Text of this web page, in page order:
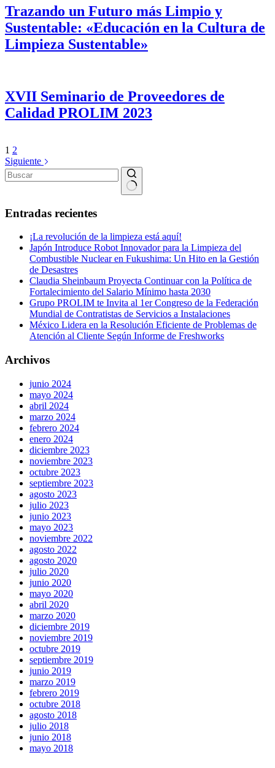
Trazando un Futuro más Limpio y
Sustentable: «Educación en la Cultura de
Limpieza Sustentable»
XVII Seminario de Proveedores de
Calidad PROLIM 2023
1 2
Siguiente
resultados
Entradas recientes
¡La revolución de la limpieza está aquí!
Japón Introduce Robot Innovador para la Limpieza del
Combustible Nuclear en Fukushima: Un Hito en la Gestión
de Desastres
Claudia Sheinbaum Proyecta Continuar con la Política de
Fortalecimiento del Salario Mínimo hasta 2030
Grupo PROLIM te Invita al 1er Congreso de la Federación
Mundial de Contratistas de Servicios a Instalaciones
México Lidera en la Resolución Eficiente de Problemas de
Atención al Cliente Según Informe de Freshworks
Archivos
junio 2024
mayo 2024
abril 2024
marzo 2024
febrero 2024
enero 2024
diciembre 2023
noviembre 2023
octubre 2023
septiembre 2023
agosto 2023
julio 2023
junio 2023
mayo 2023
noviembre 2022
agosto 2022
agosto 2020
julio 2020
junio 2020
mayo 2020
abril 2020
marzo 2020
diciembre 2019
noviembre 2019
octubre 2019
septiembre 2019
junio 2019
marzo 2019
febrero 2019
octubre 2018
agosto 2018
julio 2018
junio 2018
mayo 2018